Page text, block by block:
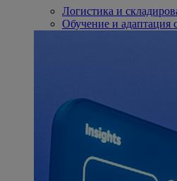
Логистика и
Обучение и адаптация